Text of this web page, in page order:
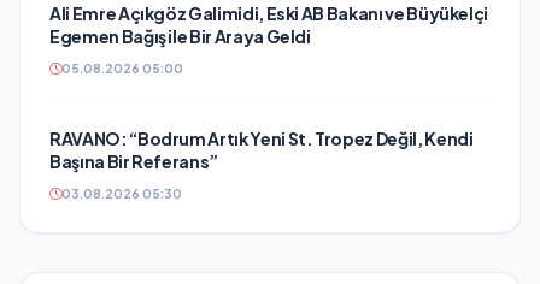
Ali Emre Açıkgöz Galimidi, Eski AB Bakanı ve Büyükelçi
Egemen Bağış ile Bir Araya Geldi
05.08.2026 05:00
RAVANO: “Bodrum Artık Yeni St. Tropez Değil, Kendi
Başına Bir Referans”
03.08.2026 05:30